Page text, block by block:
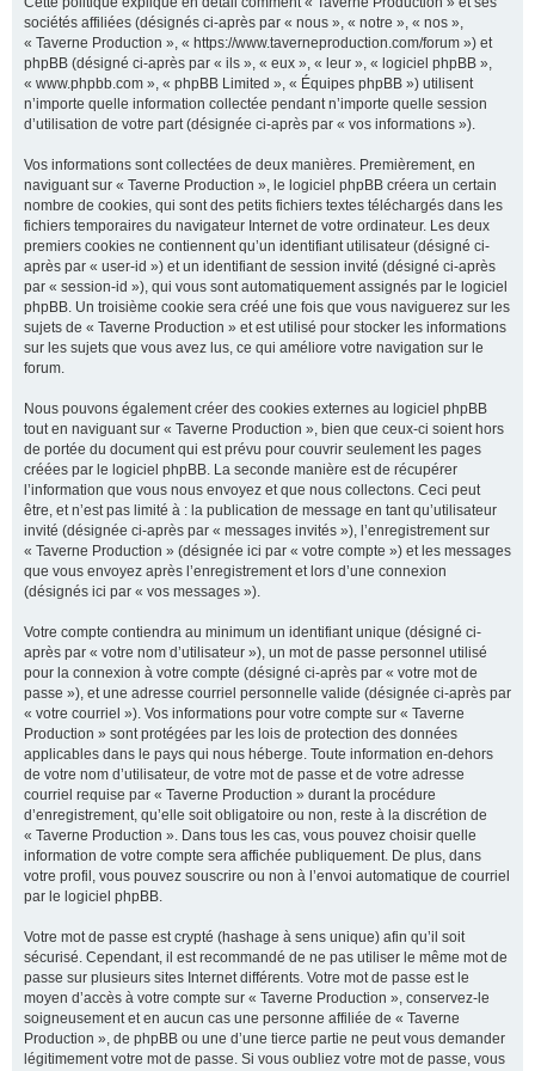
sociétés affiliées (désignés ci-après par « nous », « notre », « nos »,
« Taverne Production », « https://www.taverneproduction.com/forum ») et
phpBB (désigné ci-après par « ils », « eux », « leur », « logiciel phpBB »,
« www.phpbb.com », « phpBB Limited », « Équipes phpBB ») utilisent
n’importe quelle information collectée pendant n’importe quelle session
d’utilisation de votre part (désignée ci-après par « vos informations »).
Vos informations sont collectées de deux manières. Premièrement, en
naviguant sur « Taverne Production », le logiciel phpBB créera un certain
nombre de cookies, qui sont des petits fichiers textes téléchargés dans les
fichiers temporaires du navigateur Internet de votre ordinateur. Les deux
premiers cookies ne contiennent qu’un identifiant utilisateur (désigné ci-
après par « user-id ») et un identifiant de session invité (désigné ci-après
par « session-id »), qui vous sont automatiquement assignés par le logiciel
phpBB. Un troisième cookie sera créé une fois que vous naviguerez sur les
sujets de « Taverne Production » et est utilisé pour stocker les informations
sur les sujets que vous avez lus, ce qui améliore votre navigation sur le
forum.
Nous pouvons également créer des cookies externes au logiciel phpBB
tout en naviguant sur « Taverne Production », bien que ceux-ci soient hors
de portée du document qui est prévu pour couvrir seulement les pages
créées par le logiciel phpBB. La seconde manière est de récupérer
l’information que vous nous envoyez et que nous collectons. Ceci peut
être, et n’est pas limité à : la publication de message en tant qu’utilisateur
invité (désignée ci-après par « messages invités »), l’enregistrement sur
« Taverne Production » (désignée ici par « votre compte ») et les messages
que vous envoyez après l’enregistrement et lors d’une connexion
(désignés ici par « vos messages »).
Votre compte contiendra au minimum un identifiant unique (désigné ci-
après par « votre nom d’utilisateur »), un mot de passe personnel utilisé
pour la connexion à votre compte (désigné ci-après par « votre mot de
passe »), et une adresse courriel personnelle valide (désignée ci-après par
« votre courriel »). Vos informations pour votre compte sur « Taverne
Production » sont protégées par les lois de protection des données
applicables dans le pays qui nous héberge. Toute information en-dehors
de votre nom d’utilisateur, de votre mot de passe et de votre adresse
courriel requise par « Taverne Production » durant la procédure
d’enregistrement, qu’elle soit obligatoire ou non, reste à la discrétion de
« Taverne Production ». Dans tous les cas, vous pouvez choisir quelle
information de votre compte sera affichée publiquement. De plus, dans
votre profil, vous pouvez souscrire ou non à l’envoi automatique de courriel
par le logiciel phpBB.
Votre mot de passe est crypté (hashage à sens unique) afin qu’il soit
sécurisé. Cependant, il est recommandé de ne pas utiliser le même mot de
passe sur plusieurs sites Internet différents. Votre mot de passe est le
moyen d’accès à votre compte sur « Taverne Production », conservez-le
soigneusement et en aucun cas une personne affiliée de « Taverne
Production », de phpBB ou une d’une tierce partie ne peut vous demander
légitimement votre mot de passe. Si vous oubliez votre mot de passe, vous